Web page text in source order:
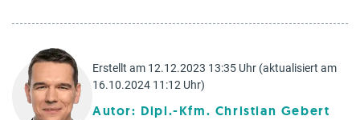
Erstellt am 12.12.2023 13:35 Uhr (aktualisiert am
16.10.2024 11:12 Uhr)
Autor: Dipl.-Kfm. Christian Gebert